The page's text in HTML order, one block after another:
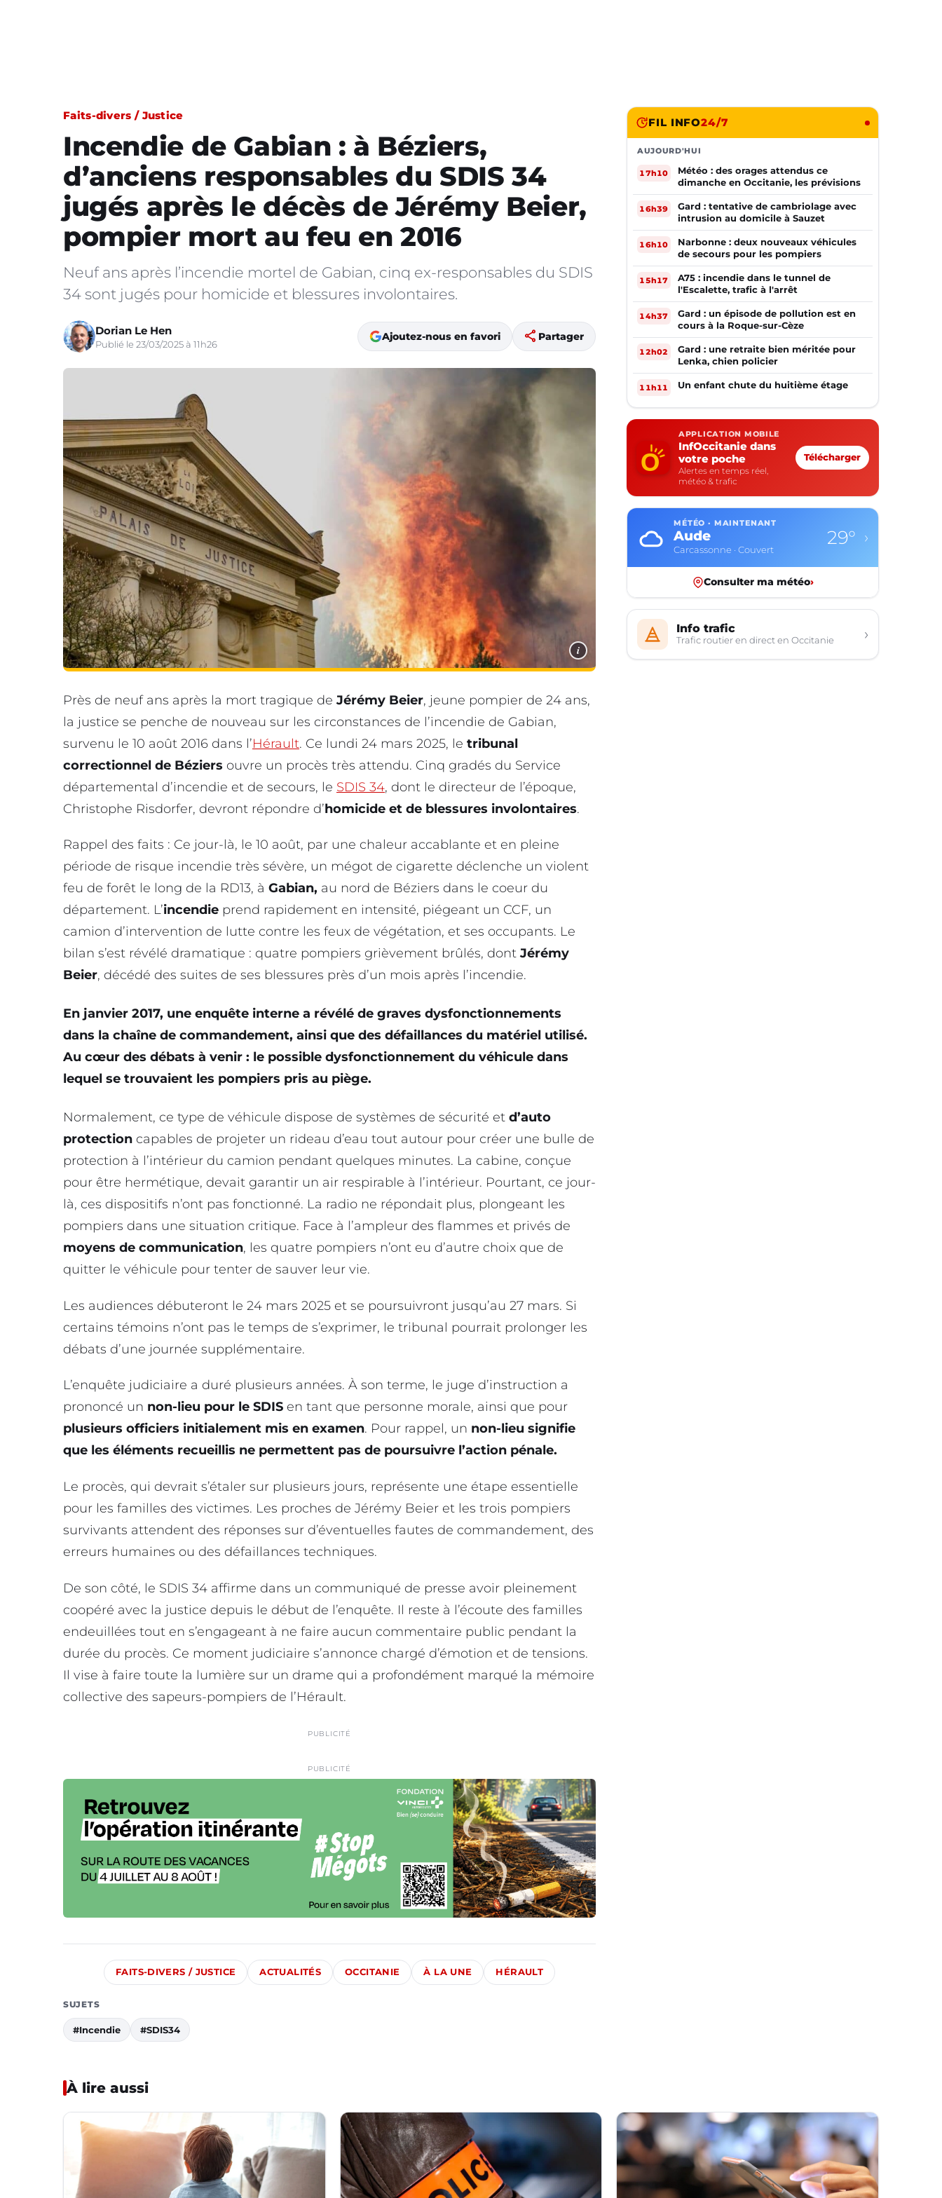
Faits-divers / Justice
Incendie de Gabian : à Béziers,
d’anciens responsables du SDIS 34
jugés après le décès de Jérémy Beier,
pompier mort au feu en 2016
Neuf ans après l’incendie mortel de Gabian, cinq ex-responsables du SDIS
34 sont jugés pour homicide et blessures involontaires.
Dorian Le Hen
Publié le 23/03/2025 à 11h26
Ajoutez-nous en favori share Partager
i
Près de neuf ans après la mort tragique de Jérémy Beier, jeune pompier de 24 ans,
la justice se penche de nouveau sur les circonstances de l’incendie de Gabian,
survenu le 10 août 2016 dans l’Hérault. Ce lundi 24 mars 2025, le tribunal
correctionnel de Béziers ouvre un procès très attendu. Cinq gradés du Service
départemental d’incendie et de secours, le SDIS 34, dont le directeur de l’époque,
Christophe Risdorfer, devront répondre d’homicide et de blessures involontaires.
Rappel des faits : Ce jour-là, le 10 août, par une chaleur accablante et en pleine
période de risque incendie très sévère, un mégot de cigarette déclenche un violent
feu de forêt le long de la RD13, à Gabian, au nord de Béziers dans le coeur du
département. L’incendie prend rapidement en intensité, piégeant un CCF, un
camion d’intervention de lutte contre les feux de végétation, et ses occupants. Le
bilan s’est révélé dramatique : quatre pompiers grièvement brûlés, dont Jérémy
Beier, décédé des suites de ses blessures près d’un mois après l’incendie.
En janvier 2017, une enquête interne a révélé de graves dysfonctionnements
dans la chaîne de commandement, ainsi que des défaillances du matériel utilisé.
Au cœur des débats à venir : le possible dysfonctionnement du véhicule dans
lequel se trouvaient les pompiers pris au piège.
Normalement, ce type de véhicule dispose de systèmes de sécurité et d’auto
protection capables de projeter un rideau d’eau tout autour pour créer une bulle de
protection à l’intérieur du camion pendant quelques minutes. La cabine, conçue
pour être hermétique, devait garantir un air respirable à l’intérieur. Pourtant, ce jour-
là, ces dispositifs n’ont pas fonctionné. La radio ne répondait plus, plongeant les
pompiers dans une situation critique. Face à l’ampleur des flammes et privés de
moyens de communication, les quatre pompiers n’ont eu d’autre choix que de
quitter le véhicule pour tenter de sauver leur vie.
Les audiences débuteront le 24 mars 2025 et se poursuivront jusqu’au 27 mars. Si
certains témoins n’ont pas le temps de s’exprimer, le tribunal pourrait prolonger les
débats d’une journée supplémentaire.
L’enquête judiciaire a duré plusieurs années. À son terme, le juge d’instruction a
prononcé un non-lieu pour le SDIS en tant que personne morale, ainsi que pour
plusieurs officiers initialement mis en examen. Pour rappel, un non-lieu signifie
que les éléments recueillis ne permettent pas de poursuivre l’action pénale.
Le procès, qui devrait s’étaler sur plusieurs jours, représente une étape essentielle
pour les familles des victimes. Les proches de Jérémy Beier et les trois pompiers
survivants attendent des réponses sur d’éventuelles fautes de commandement, des
erreurs humaines ou des défaillances techniques.
De son côté, le SDIS 34 affirme dans un communiqué de presse avoir pleinement
coopéré avec la justice depuis le début de l’enquête. Il reste à l’écoute des familles
endeuillées tout en s’engageant à ne faire aucun commentaire public pendant la
durée du procès. Ce moment judiciaire s’annonce chargé d’émotion et de tensions.
Il vise à faire toute la lumière sur un drame qui a profondément marqué la mémoire
collective des sapeurs-pompiers de l’Hérault.
PUBLICITÉ
PUBLICITÉ
FAITS-DIVERS / JUSTICE ACTUALITÉS OCCITANIE À LA UNE HÉRAULT
SUJETS
#Incendie #SDIS34
FIL INFO24/7
AUJOURD'HUI
17h10
Météo : des orages attendus ce
dimanche en Occitanie, les prévisions
16h39
Gard : tentative de cambriolage avec
intrusion au domicile à Sauzet
16h10
Narbonne : deux nouveaux véhicules
de secours pour les pompiers
15h17
A75 : incendie dans le tunnel de
l'Escalette, trafic à l'arrêt
14h37
Gard : un épisode de pollution est en
cours à la Roque-sur-Cèze
12h02
Gard : une retraite bien méritée pour
Lenka, chien policier
11h11 Un enfant chute du huitième étage
APPLICATION MOBILE
InfOccitanie dans
votre poche
Alertes en temps réel,
météo & trafic
Télécharger
MÉTÉO · MAINTENANT
Aude
Carcassonne · Couvert
29° ›
Consulter ma météo›
Info trafic
Trafic routier en direct en Occitanie ›
À lire aussi